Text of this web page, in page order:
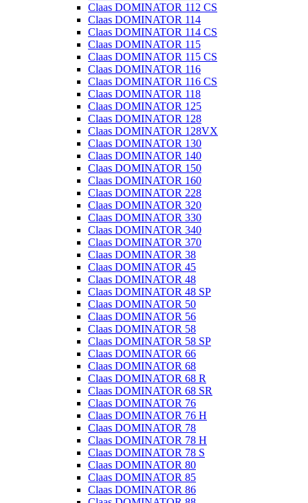
Claas DOMINATOR 112 CS
Claas DOMINATOR 114
Claas DOMINATOR 114 CS
Claas DOMINATOR 115
Claas DOMINATOR 115 CS
Claas DOMINATOR 116
Claas DOMINATOR 116 CS
Claas DOMINATOR 118
Claas DOMINATOR 125
Claas DOMINATOR 128
Claas DOMINATOR 128VX
Claas DOMINATOR 130
Claas DOMINATOR 140
Claas DOMINATOR 150
Claas DOMINATOR 160
Claas DOMINATOR 228
Claas DOMINATOR 320
Claas DOMINATOR 330
Claas DOMINATOR 340
Claas DOMINATOR 370
Claas DOMINATOR 38
Claas DOMINATOR 45
Claas DOMINATOR 48
Claas DOMINATOR 48 SP
Claas DOMINATOR 50
Claas DOMINATOR 56
Claas DOMINATOR 58
Claas DOMINATOR 58 SP
Claas DOMINATOR 66
Claas DOMINATOR 68
Claas DOMINATOR 68 R
Claas DOMINATOR 68 SR
Claas DOMINATOR 76
Claas DOMINATOR 76 H
Claas DOMINATOR 78
Claas DOMINATOR 78 H
Claas DOMINATOR 78 S
Claas DOMINATOR 80
Claas DOMINATOR 85
Claas DOMINATOR 86